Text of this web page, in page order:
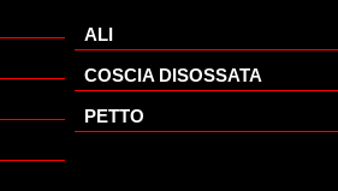
ALI
COSCIA DISOSSATA
PETTO